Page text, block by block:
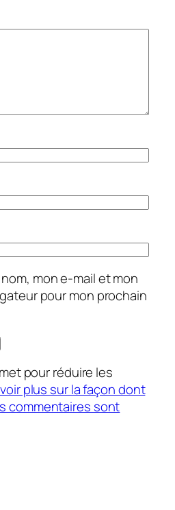
mon e-mail et mon
pour mon prochain
pour réduire les
plus sur la façon dont
commentaires sont